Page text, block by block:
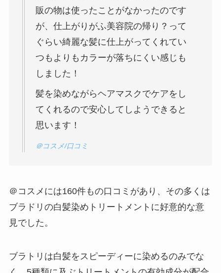
販の物は使ったことがなかったのです
が、仕上がりがふ美容院の帰り？って
ぐらい綺麗な髪に仕上がってくれてい
つもよりもカラーが落ちにくい感じも
しました！
髪を染めながらヘアマスクでケアをし
てくれるので安心してしようできると
思います！
＠コスメ/口コミ
＠コスメには160件もの口コミがあり、その多くは
ブラドリの白髪染めトリートメントに好意的な意
見でした。
ブラトリは白髪をスピーディーに染めるのみでな